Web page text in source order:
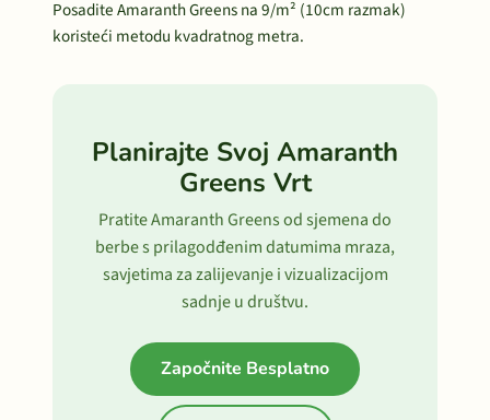
Posadite Amaranth Greens na 9/m² (10cm razmak)
koristeći metodu kvadratnog metra.
Planirajte Svoj Amaranth
Greens Vrt
Pratite Amaranth Greens od sjemena do
berbe s prilagodđenim datumima mraza,
savjetima za zalijevanje i vizualizacijom
sadnje u društvu.
Započnite Besplatno